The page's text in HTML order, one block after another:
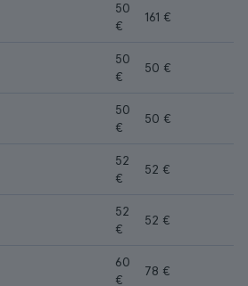
50
€
161 €
50
€
50 €
50
€
50 €
52
€
52 €
52
€
52 €
60
€
78 €